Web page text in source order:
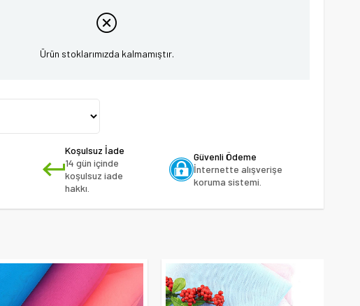
Ürün stoklarımızda kalmamıştır.
Koşulsuz İade
14 gün içinde
koşulsuz iade
hakkı.
Güvenli Ödeme
İnternette alışverişe
koruma sistemi.